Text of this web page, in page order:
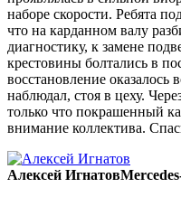
наборе скорости. Ребята
что на карданном валу
диагностику, к замене
крестовины болтались в
восстановление
наблюдал, стоя в цеху.
только что покрашенный
внимание коллектива.
Алексей Игнатов